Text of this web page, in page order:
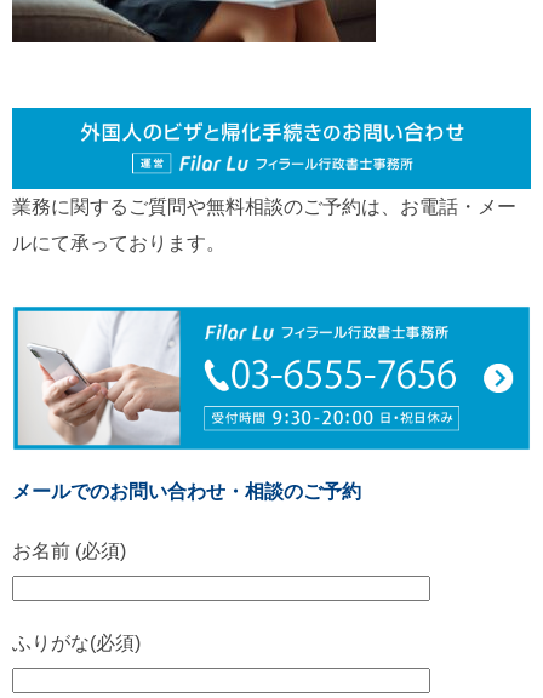
業務に関するご質問や無料相談のご予約は、お電話・メー
ルにて承っております。
メールでのお問い合わせ・相談のご予約
お名前 (必須)
ふりがな(必須)